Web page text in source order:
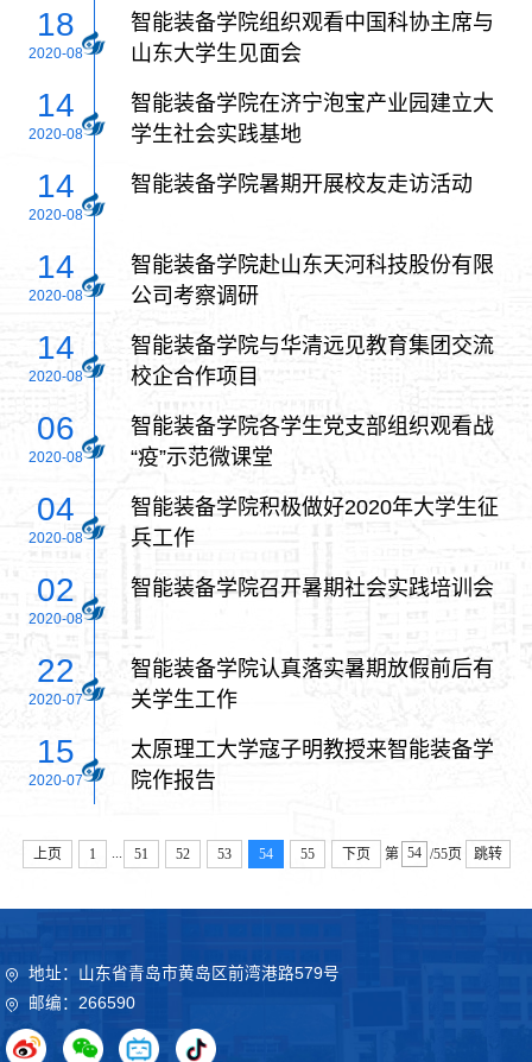
18
2020-08
智能装备学院组织观看中国科协主席与
山东大学生见面会
14
2020-08
智能装备学院在济宁泡宝产业园建立大
学生社会实践基地
14
2020-08
智能装备学院暑期开展校友走访活动
14
2020-08
智能装备学院赴山东天河科技股份有限
公司考察调研
14
2020-08
智能装备学院与华清远见教育集团交流
校企合作项目
06
2020-08
智能装备学院各学生党支部组织观看战
“疫”示范微课堂
04
2020-08
智能装备学院积极做好2020年大学生征
兵工作
02
2020-08
智能装备学院召开暑期社会实践培训会
22
2020-07
智能装备学院认真落实暑期放假前后有
关学生工作
15
2020-07
太原理工大学寇子明教授来智能装备学
院作报告
上页 1 51 52 53 54 55 下页 第 /55页 跳转
地址：山东省青岛市黄岛区前湾港路579号
邮编：266590